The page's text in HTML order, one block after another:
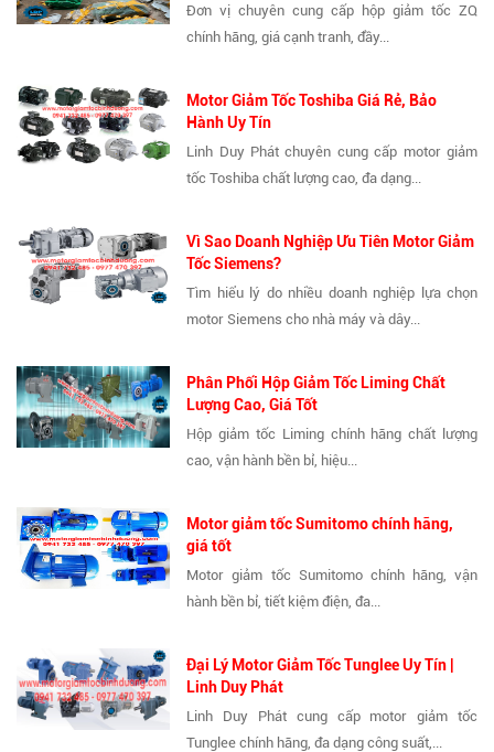
Đơn vị chuyên cung cấp hộp giảm tốc ZQ
chính hãng, giá cạnh tranh, đầy...
Motor Giảm Tốc Toshiba Giá Rẻ, Bảo
Hành Uy Tín
Linh Duy Phát chuyên cung cấp motor giảm
tốc Toshiba chất lượng cao, đa dạng...
Vì Sao Doanh Nghiệp Ưu Tiên Motor Giảm
Tốc Siemens?
Tìm hiểu lý do nhiều doanh nghiệp lựa chọn
motor Siemens cho nhà máy và dây...
Phân Phối Hộp Giảm Tốc Liming Chất
Lượng Cao, Giá Tốt
Hộp giảm tốc Liming chính hãng chất lượng
cao, vận hành bền bỉ, hiệu...
Motor giảm tốc Sumitomo chính hãng,
giá tốt
Motor giảm tốc Sumitomo chính hãng, vận
hành bền bỉ, tiết kiệm điện, đa...
Đại Lý Motor Giảm Tốc Tunglee Uy Tín |
Linh Duy Phát
Linh Duy Phát cung cấp motor giảm tốc
Tunglee chính hãng, đa dạng công suất,...